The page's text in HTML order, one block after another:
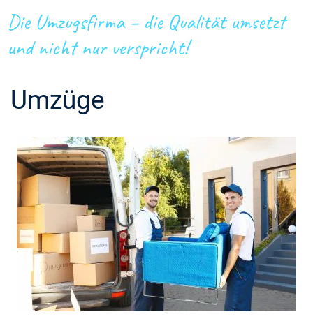
Die Umzugsfirma – die Qualität umsetzt
und nicht nur verspricht!
Umzüge